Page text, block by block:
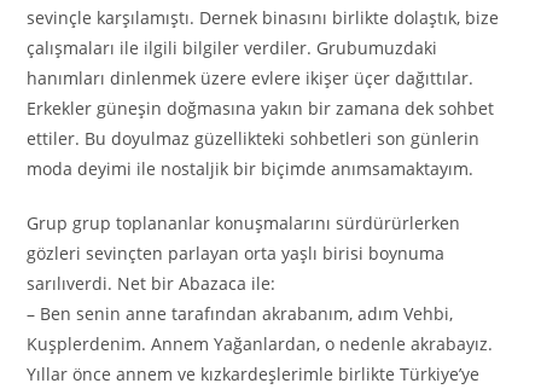
sevinçle karşılamıştı. Dernek binasını birlikte dolaştık, bize
çalışmaları ile ilgili bilgiler verdiler. Grubumuzdaki
hanımları dinlenmek üzere evlere ikişer üçer dağıttılar.
Erkekler güneşin doğmasına yakın bir zamana dek sohbet
ettiler. Bu doyulmaz güzellikteki sohbetleri son günlerin
moda deyimi ile nostaljik bir biçimde anımsamaktayım.
Grup grup toplananlar konuşmalarını sürdürürlerken
gözleri sevinçten parlayan orta yaşlı birisi boynuma
sarılıverdi. Net bir Abazaca ile:
– Ben senin anne tarafından akrabanım, adım Vehbi,
Kuşplerdenim. Annem Yağanlardan, o nedenle akrabayız.
Yıllar önce annem ve kızkardeşlerimle birlikte Türkiye’ye